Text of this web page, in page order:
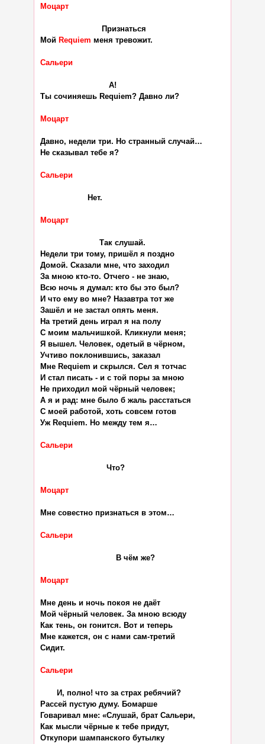
Моцарт
                          Признаться
Мой Requiem меня тревожит.
Сальери
                             А!
Ты сочиняешь Requiem? Давно ли?
Моцарт
Давно, недели три. Но странный случай…
Не сказывал тебе я?
Сальери
                    Нет.
Моцарт
                         Так слушай.
Недели три тому, пришёл я поздно
Домой. Сказали мне, что заходил
За мною кто-то. Отчего - не знаю,
Всю ночь я думал: кто бы это был?
И что ему во мне? Назавтра тот же
Зашёл и не застал опять меня.
На третий день играл я на полу
С моим мальчишкой. Кликнули меня;
Я вышел. Человек, одетый в чёрном,
Учтиво поклонившись, заказал
Мне Requiem и скрылся. Сел я тотчас
И стал писать - и с той поры за мною
Не приходил мой чёрный человек;
А я и рад: мне было б жаль расстаться
С моей работой, хоть совсем готов
Уж Requiem. Но между тем я…
Сальери
                            Что?
Моцарт
Мне совестно признаться в этом…
Сальери
                                В чём же?
Моцарт
Мне день и ночь покоя не даёт
Мой чёрный человек. За мною всюду
Как тень, он гонится. Вот и теперь
Мне кажется, он с нами сам-третий
Сидит.
Сальери
       И, полно! что за страх ребячий?
Рассей пустую думу. Бомарше
Говаривал мне: «Слушай, брат Сальери,
Как мысли чёрные к тебе придут,
Откупори шампанского бутылку